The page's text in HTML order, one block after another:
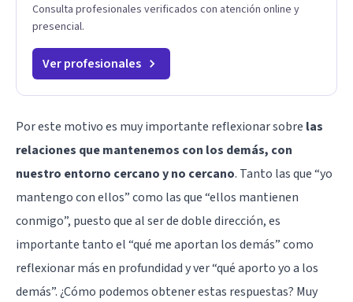
Consulta profesionales verificados con atención online y
presencial.
Ver profesionales
Por este motivo es muy importante reflexionar sobre las
relaciones que mantenemos con los demás, con
nuestro entorno cercano y no cercano. Tanto las que “yo
mantengo con ellos” como las que “ellos mantienen
conmigo”, puesto que al ser de doble dirección, es
importante tanto el “qué me aportan los demás” como
reflexionar más en profundidad y ver “qué aporto yo a los
demás”. ¿Cómo podemos obtener estas respuestas? Muy